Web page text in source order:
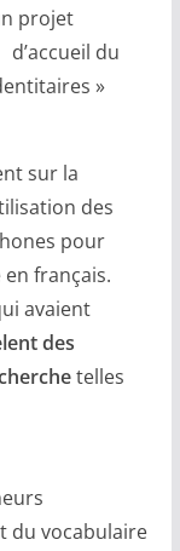
projet
du
»
sur la
des
pour
français.
avaient
des
telles
du vocabulaire